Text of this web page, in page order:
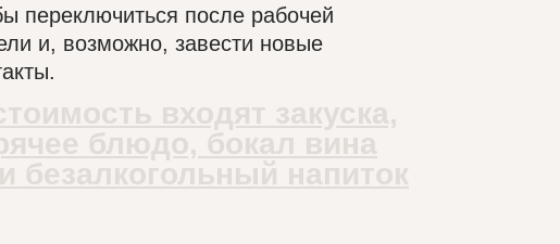
входят закуска,
блюдо, бокал вина
безалкогольный напиток
переключиться после рабочей
и, возможно, завести новые